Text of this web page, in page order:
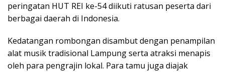
peringatan HUT REI ke-54 diikuti ratusan peserta dari
berbagai daerah di Indonesia.
Kedatangan rombongan disambut dengan penampilan
alat musik tradisional Lampung serta atraksi menapis
oleh para pengrajin lokal. Para tamu juga diajak